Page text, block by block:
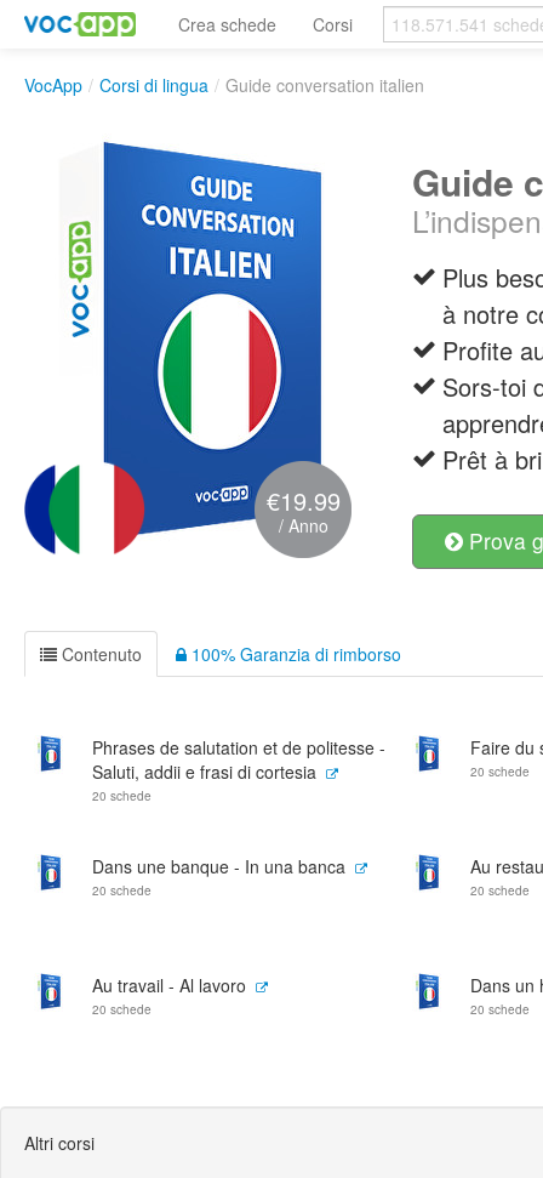
Crea schede Corsi
VocApp / Corsi di lingua / Guide conversation italien
€19.99
/ Anno
Guide
Plus
à notre
Profite
Sors-toi
Prêt à
Prova
Contenuto 100% Garanzia di rimborso
Phrases de salutation et de politesse -
Saluti, addii e frasi di cortesia
20 schede
Faire du
20 schede
Dans une banque - In una banca
20 schede
Au
20 schede
Au travail - Al lavoro
20 schede
Dans un
20 schede
Altri corsi